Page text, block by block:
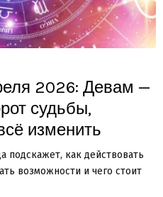
2026: Девам —
судьбы,
изменить
подскажет, как действовать
возможности и чего стоит